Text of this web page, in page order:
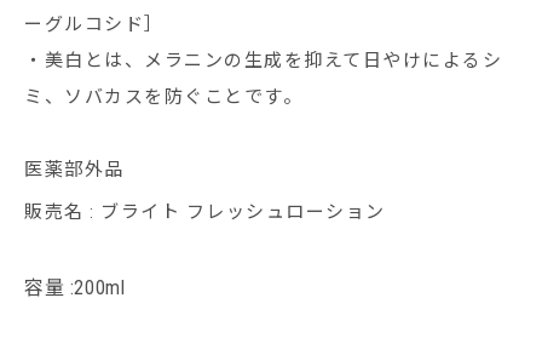
ーグルコシド］
・美白とは、メラニンの生成を抑えて日やけによるシ
ミ、ソバカスを防ぐことです。
医薬部外品
販売名 : ブライト フレッシュローション
容量 :200ml